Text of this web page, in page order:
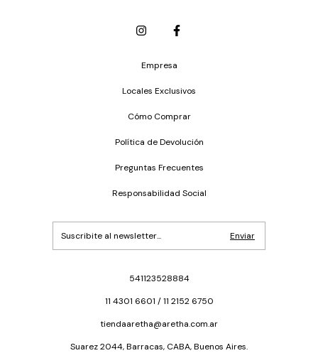
Empresa
Locales Exclusivos
Cómo Comprar
Política de Devolución
Preguntas Frecuentes
Responsabilidad Social
541123528884
11 4301 6601 / 11 2152 6750
tiendaaretha@aretha.com.ar
Suarez 2044, Barracas, CABA, Buenos Aires.